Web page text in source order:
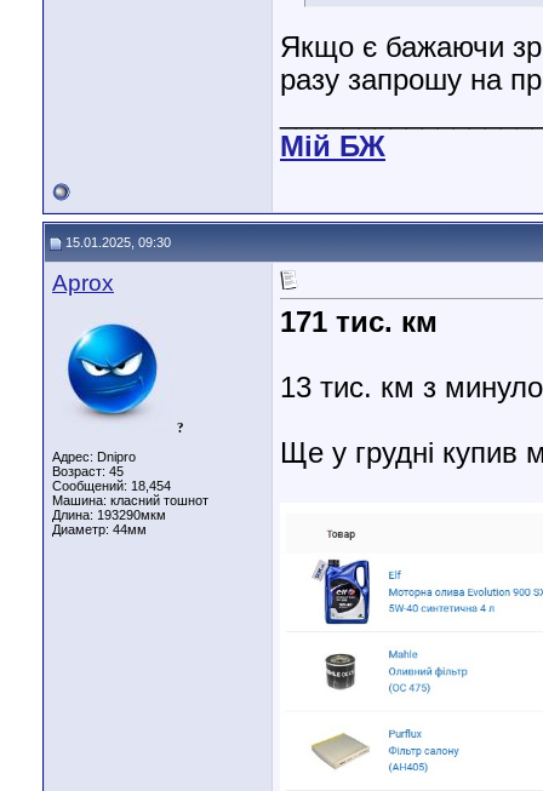
Якщо є бажаючи
разу запрошу на
Мiй БЖ
15.01.2025, 09:30
Aprox
?
Адрес: Dnipro
Возраст: 45
Сообщений: 18,454
Машина: класний тошнот
Длина: 193290мкм
Диаметр: 44мм
171 тис. км
13 тис. км з
Ще у грудні купив